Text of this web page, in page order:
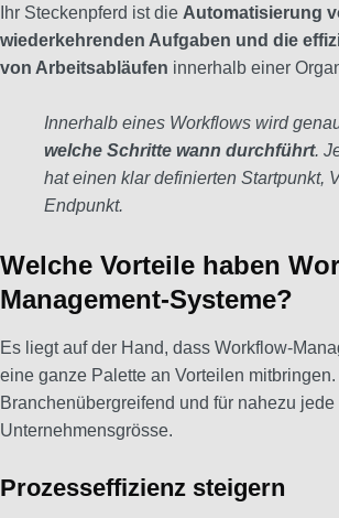
Ihr Steckenpferd ist die Automatisierung
wiederkehrenden Aufgaben und die
von Arbeitsabläufen innerhalb einer
Innerhalb eines Workflows wird
welche Schritte wann durchführt.
hat einen klar definierten Startpunkt,
Endpunkt.
Welche Vorteile haben
Management-Systeme?
Es liegt auf der Hand, dass Workflow-
eine ganze Palette an Vorteilen mitbringen.
Branchenübergreifend und für nahezu jede
Unternehmensgrösse.
Prozesseffizienz steigern